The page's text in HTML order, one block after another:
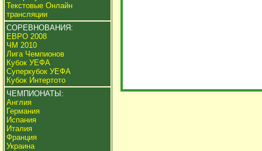
Текстовые Онлайн
трансляции
СОРЕВНОВАНИЯ:
ЕВРО 2008
ЧМ 2010
Лига Чемпионов
Кубок УЕФА
Суперкубок УЕФА
Кубок Интертото
ЧЕМПИОНАТЫ:
Англия
Германия
Испания
Италия
Франция
Украина